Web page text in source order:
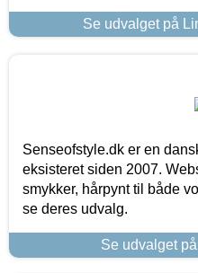
Se udvalget på
Senseofstyle.dk er en
eksisteret siden 2007.
smykker, hårpynt til både
se deres udvalg.
Se udvalget